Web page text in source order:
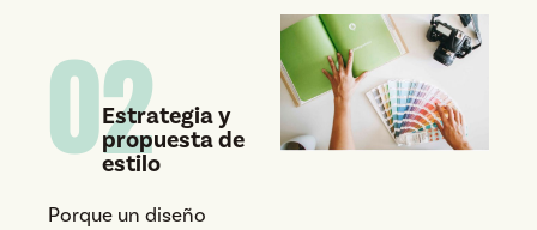
02Estrategia y
propuesta de
estilo
Porque un diseño